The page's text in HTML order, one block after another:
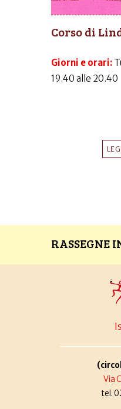
Corso di
Giorni e orari:
19.40 alle 20.40
RASSEGNE
Via
tel.